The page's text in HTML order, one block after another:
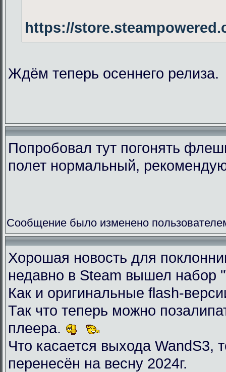
https://
Ждём теперь осеннего релиза.
Попробовал тут погонять
полет нормальный,
Сообщение было изменено
Хорошая новость для
недавно в Steam вышел набор
Как и оригинальные flash-
Так что теперь можно
плеера.
Что касается выхода WandS3,
перенесён на весну 2024г.